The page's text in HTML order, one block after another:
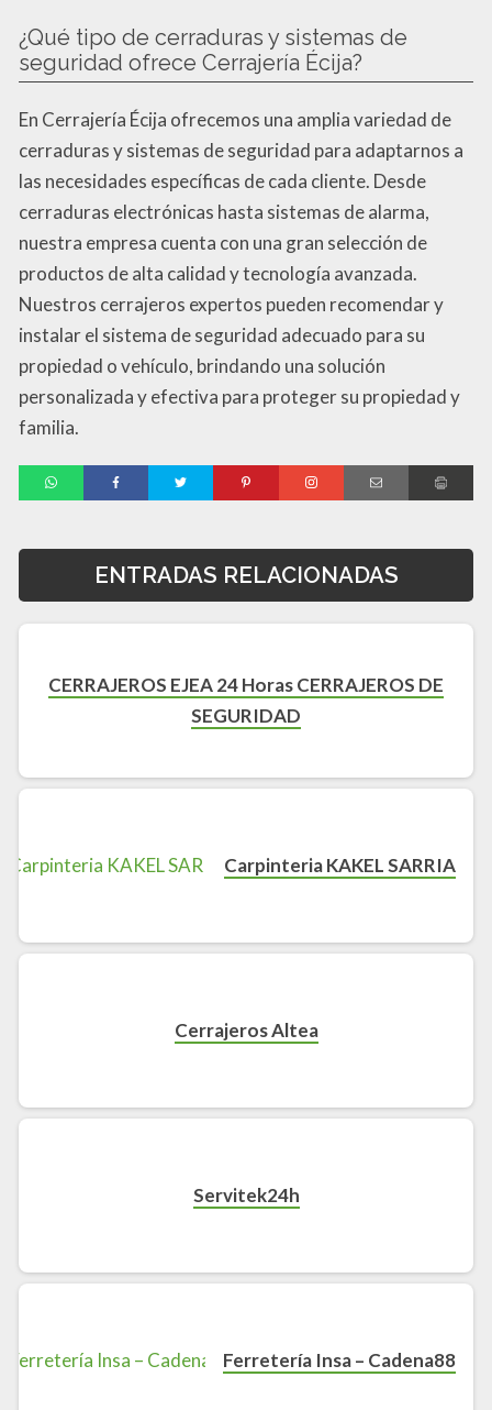
¿Qué tipo de cerraduras y sistemas de
seguridad ofrece Cerrajería Écija?
En Cerrajería Écija ofrecemos una amplia variedad de
cerraduras y sistemas de seguridad para adaptarnos a
las necesidades específicas de cada cliente. Desde
cerraduras electrónicas hasta sistemas de alarma,
nuestra empresa cuenta con una gran selección de
productos de alta calidad y tecnología avanzada.
Nuestros cerrajeros expertos pueden recomendar y
instalar el sistema de seguridad adecuado para su
propiedad o vehículo, brindando una solución
personalizada y efectiva para proteger su propiedad y
familia.
ENTRADAS RELACIONADAS
CERRAJEROS EJEA 24 Horas CERRAJEROS DE
SEGURIDAD
Carpinteria KAKEL SARRIA
Cerrajeros Altea
Servitek24h
Ferretería Insa – Cadena88